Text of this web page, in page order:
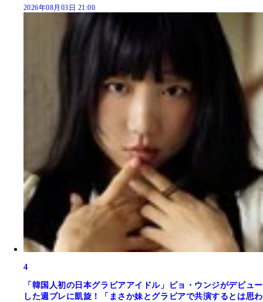
2026年08月03日 21:00
4
「韓国人初の日本グラビアアイドル」ピョ・ウンジがデビュー
した週プレに凱旋！「まさか妹とグラビアで共演するとは思わ